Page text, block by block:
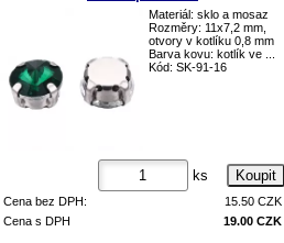
Materiál: sklo a mosaz
Rozměry: 11x7,2 mm,
otvory v kotlíku 0,8 mm
Barva kovu: kotlík ve ...
Kód: SK-91-16
ks
Cena bez DPH: 15.50 CZK
Cena s DPH
19.00 CZK